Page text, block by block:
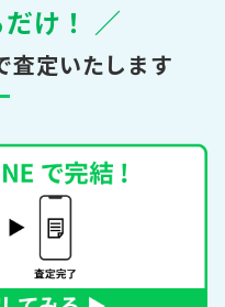
け！ ／
査定いたします